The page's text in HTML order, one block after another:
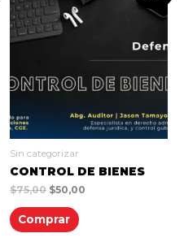
Sin categorizar
CONTROL DE BIENES
$75,00 $50,00
Comprar